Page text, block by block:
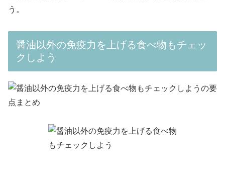
う。
醤油以外の免疫力を上げる食べ物もチェッ
クしよう